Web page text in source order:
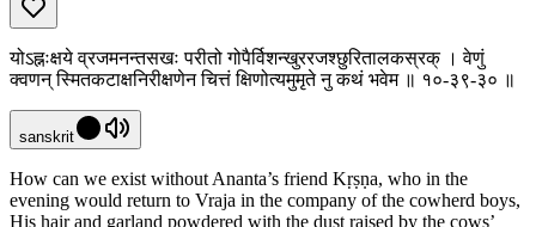
योऽह्नःक्षये व्रजमनन्तसखः परीतो गोपैर्विशन्खुररजश्छुरितालकस्रक् । वेणुं
क्वणन् स्मितकटाक्षनिरीक्षणेन चित्तं क्षिणोत्यमुमृते नु कथं भवेम ॥ १०-३९-३० ॥
sanskrit
How can we exist without Ananta’s friend Kṛṣṇa, who in the
evening would return to Vraja in the company of the cowherd boys,
His hair and garland powdered with the dust raised by the cows’